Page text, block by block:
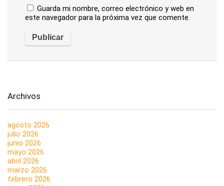
Guarda mi nombre, correo electrónico y web en
este navegador para la próxima vez que comente.
Archivos
agosto 2026
julio 2026
junio 2026
mayo 2026
abril 2026
marzo 2026
febrero 2026